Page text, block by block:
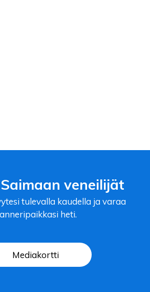
veneilijät
tulevalla kaudella ja varaa
heti.
Mediakortti